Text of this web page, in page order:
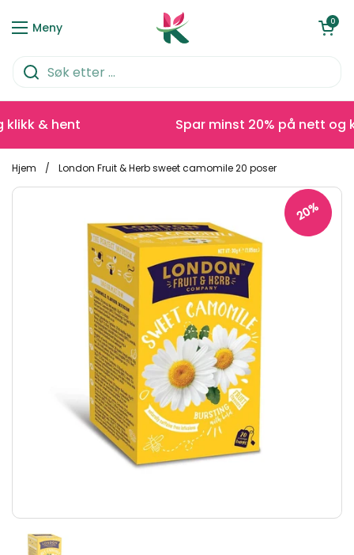
Meny
Åpen0
& hent Spar minst 20% på nett og
Hjem / London Fruit & Herb sweet camomile 20 poser
20%